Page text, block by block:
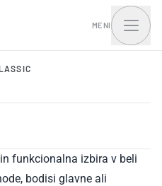
MENI
funkcionalna izbira v beli
bodisi glavne ali